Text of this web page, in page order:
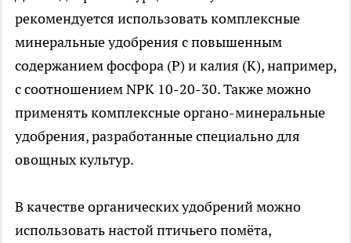
рекомендуется использовать комплексные
минеральные удобрения с повышенным
содержанием фосфора (P) и калия (K), например,
с соотношением NPK 10-20-30. Также можно
применять комплексные органо-минеральные
удобрения, разработанные специально для
овощных культур.
В качестве органических удобрений можно
использовать настой птичьего помёта,